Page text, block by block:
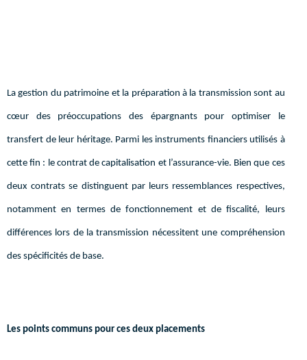
La gestion du patrimoine et la préparation à la transmission sont au
cœur des préoccupations des épargnants pour optimiser le
transfert de leur héritage. Parmi les instruments financiers utilisés à
cette fin : le contrat de capitalisation et l’assurance-vie. Bien que ces
deux contrats se distinguent par leurs ressemblances respectives,
notamment en termes de fonctionnement et de fiscalité, leurs
différences lors de la transmission nécessitent une compréhension
des spécificités de base.
Les points communs pour ces deux placements